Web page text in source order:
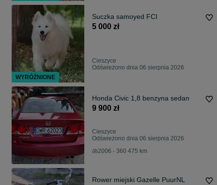
Suczka samoyed FCI
5 000 zł
Cieszyce
Odświeżono dnia 06 sierpnia 2026
Honda Civic 1,8 benzyna sedan
9 900 zł
Cieszyce
Odświeżono dnia 06 sierpnia 2026
2006 - 360 475 km
Rower miejski Gazelle PuurNL
WYRÓŻNIONE